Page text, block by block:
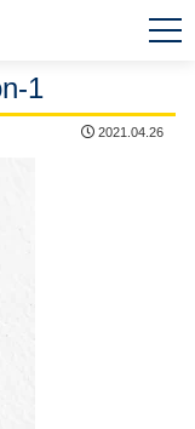
1
2021.04.26